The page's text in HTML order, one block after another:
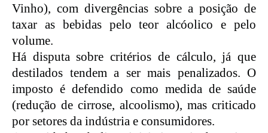
Vinho), com divergências sobre a posição de
taxar as bebidas pelo teor alcóolico e pelo
volume.
Há disputa sobre critérios de cálculo, já que
destilados tendem a ser mais penalizados. O
imposto é defendido como medida de saúde
(redução de cirrose, alcoolismo), mas criticado
por setores da indústria e consumidores.